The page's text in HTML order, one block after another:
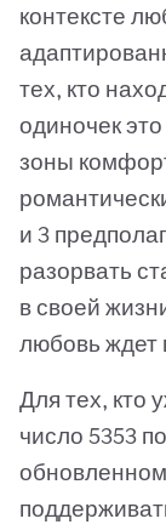
контексте
тех, кто
одиночек
зоны
и 3
разорвать
в своей
любовь ждет
Для тех, кто
число 5353